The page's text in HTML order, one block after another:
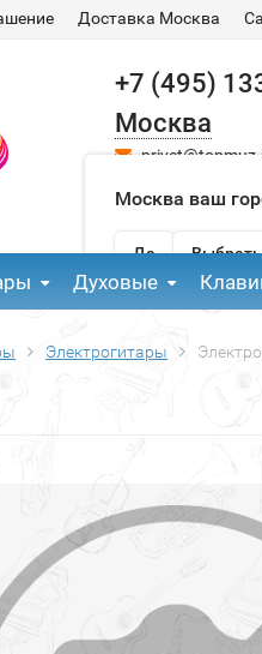
Доставка Москва
+7 (495)
Москва
Москва ваш
Да Выбрать
Духовые
Электрогитары